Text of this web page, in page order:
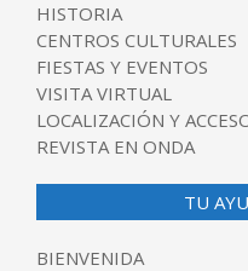
HISTORIA
CENTROS CULTURALES
FIESTAS Y EVENTOS
VISITA VIRTUAL
LOCALIZACIÓN Y
REVISTA EN ONDA
TU
BIENVENIDA